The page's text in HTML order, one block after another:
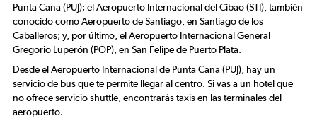
Punta Cana (PUJ); el Aeropuerto Internacional del Cibao (STI), también
conocido como Aeropuerto de Santiago, en Santiago de los
Caballeros; y, por último, el Aeropuerto Internacional General
Gregorio Luperón (POP), en San Felipe de Puerto Plata.
Desde el Aeropuerto Internacional de Punta Cana (PUJ), hay un
servicio de bus que te permite llegar al centro. Si vas a un hotel que
no ofrece servicio shuttle, encontrarás taxis en las terminales del
aeropuerto.